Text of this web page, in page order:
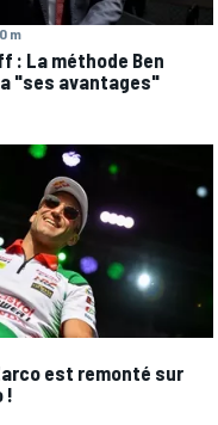
m
: La méthode Ben
"ses avantages"
est remonté sur
!